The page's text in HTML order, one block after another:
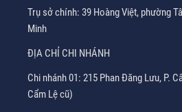
Trụ sở chính: 39 Hoàng Việt, phường
Minh
ĐỊA CHỈ CHI NHÁNH
Chi nhánh 01: 215 Phan Đăng Lưu, P.
Cẩm Lệ cũ)